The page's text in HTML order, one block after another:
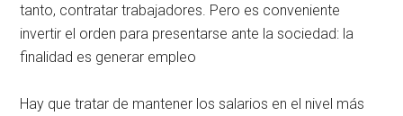
tanto, contratar trabajadores. Pero es conveniente
invertir el orden para presentarse ante la sociedad: la
finalidad es generar empleo
Hay que tratar de mantener los salarios en el nivel más